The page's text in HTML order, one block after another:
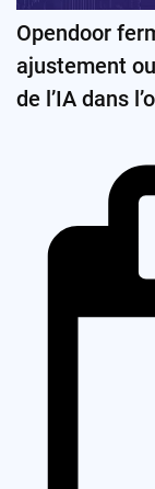
Opendoor
ajustement
de l’IA dans